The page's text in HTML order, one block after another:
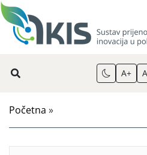
A+
Početna »